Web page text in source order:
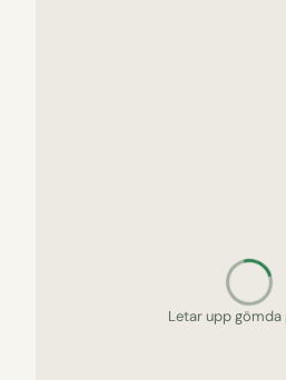
Letar upp gömda